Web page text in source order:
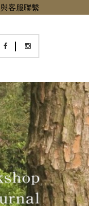
與客服聯繫